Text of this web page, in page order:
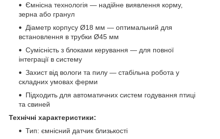
Ємнісна технологія — надійне виявлення корму,
зерна або гранул
Діаметр корпусу Ø18 мм — оптимальний для
встановлення в трубки Ø45 мм
Сумісність з блоками керування — для повної
інтеграції в систему
Захист від вологи та пилу — стабільна робота у
складних умовах ферми
Підходить для автоматичних систем годування птиці
та свиней
Технічні характеристики:
Тип: ємнісний датчик близькості